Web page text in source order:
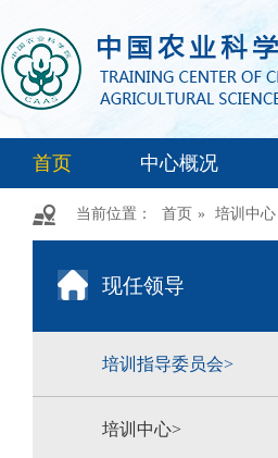
首页 中心概况
当前位置： 首页 » 培训中心
现任领导
培训指导委员会>
培训中心>